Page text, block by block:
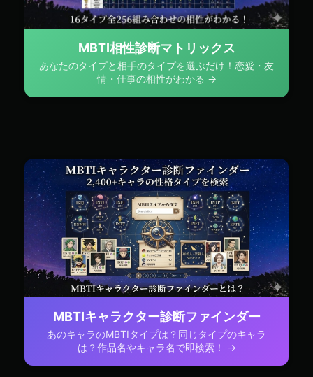
MBTI相性診断マトリックス
あなたのタイプと相手のタイプを選ぶだけ！恋愛・友
情・仕事の相性がわかる →
MBTIキャラクター診断ファインダー
あのキャラのMBTIタイプは？同じタイプのキャラ
は？作品名やキャラ名で即検索！ →